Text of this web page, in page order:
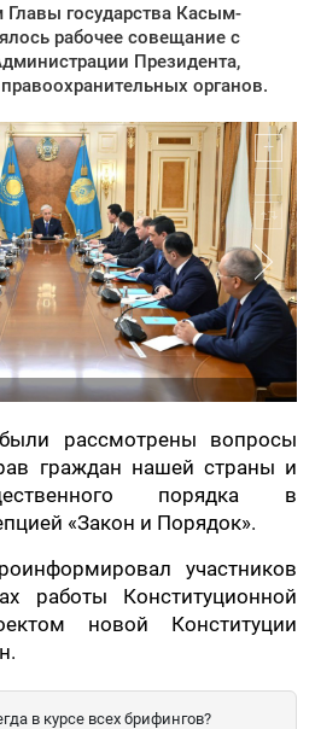
Главы государства Касым-
рабочее совещание с
Президента,
органов.
рассмотрены вопросы
граждан нашей страны и
порядка в
«Закон и Порядок».
участников
работы Конституционной
новой Конституции
в курсе всех брифингов?